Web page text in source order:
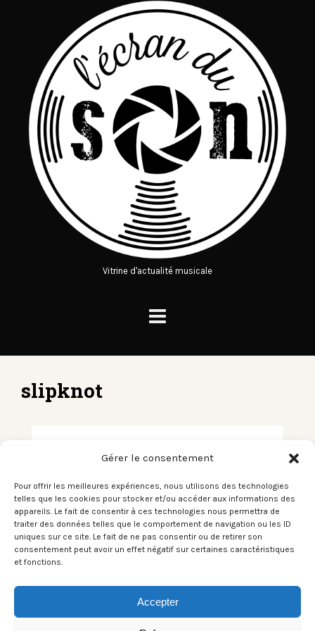
Gérer le consentement
Pour offrir les meilleures expériences, nous utilisons des technologies
telles que les cookies pour stocker et/ou accéder aux informations des
appareils. Le fait de consentir à ces technologies nous permettra de
traiter des données telles que le comportement de navigation ou les ID
uniques sur ce site. Le fait de ne pas consentir ou de retirer son
consentement peut avoir un effet négatif sur certaines caractéristiques
et fonctions.
Accepter
Vitrine d'actualité musicale
slipknot
Hellfest 2023 – l’Affiche des druides
DU SON
Nouvelle Année, nouvelle programmation pour le
plus grand festival de France (et du monde), le
Hellfest. C’est le 15 décembre que les druides
métaleux de la Bretagne clissonnaise ont présenté
Share